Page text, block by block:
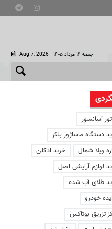
Aug 7, 2026 - جمعه ۱۶ مرداد ۱۴۰۵
هزار جوان هنوز در
آسانسور
دستگاه ماساژور بلکر
ویلا شمال
خرید ادکلن
لوازم آرایشی اصل
طلای آب شده
خودرو
تزریق بوتاکس